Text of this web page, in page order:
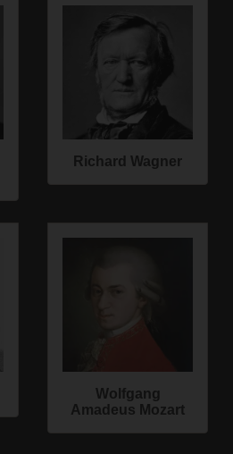
Richard Wagner
Wolfgang
Amadeus Mozart